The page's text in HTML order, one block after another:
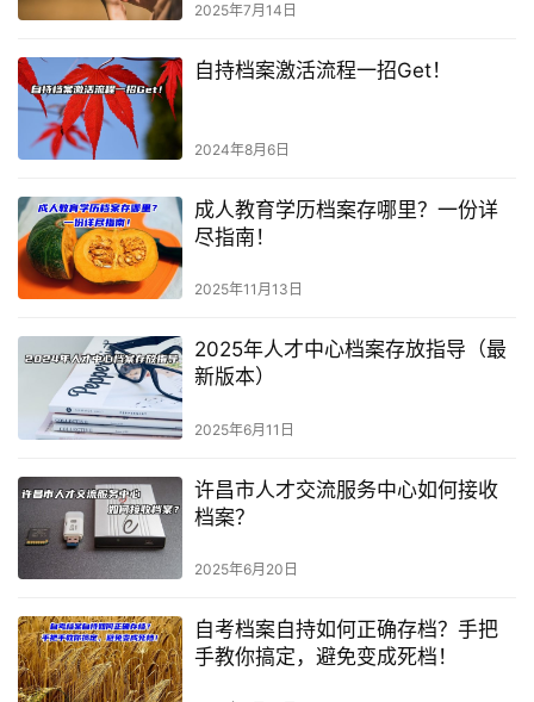
2025年7月14日
自持档案激活流程一招Get！
2024年8月6日
成人教育学历档案存哪里？一份详
尽指南！
2025年11月13日
2025年人才中心档案存放指导（最
新版本）
2025年6月11日
许昌市人才交流服务中心如何接收
档案？
2025年6月20日
自考档案自持如何正确存档？手把
手教你搞定，避免变成死档！